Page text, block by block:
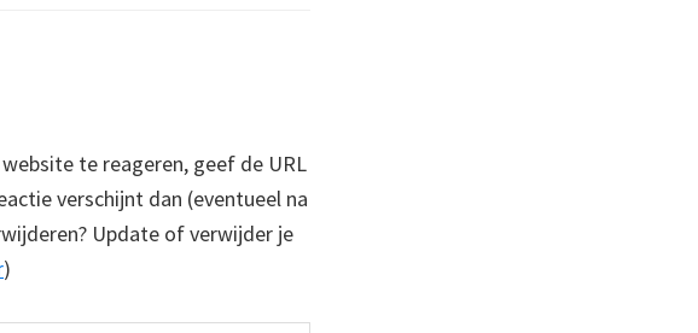
te reageren, geef de URL
verschijnt dan (eventueel na
Update of verwijder je
)